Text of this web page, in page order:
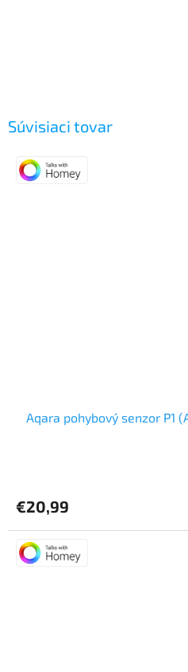
Súvisiaci tovar
Aqara pohybový senzor P1
produktu
je
5,0
z
5
€20,99